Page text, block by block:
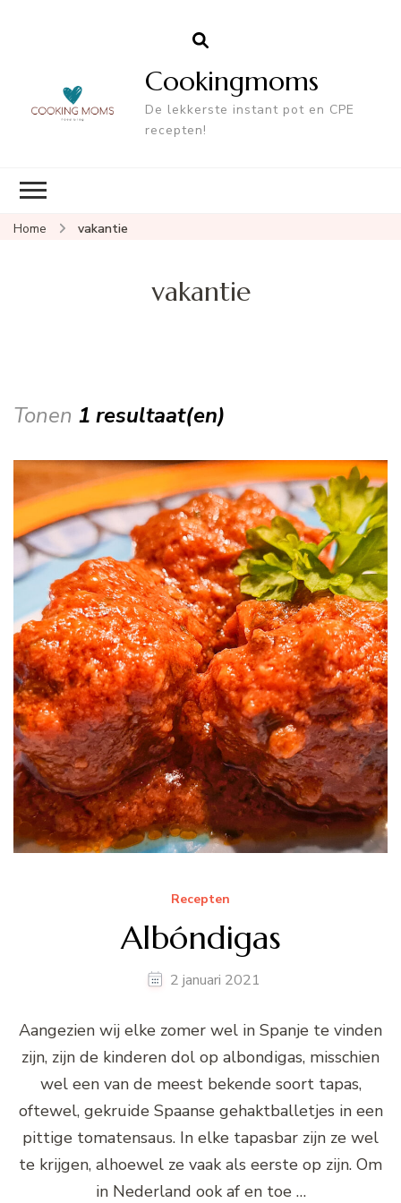
Cookingmoms
De lekkerste instant pot en CPE
recepten!
Home vakantie
vakantie
Tonen 1 resultaat(en)
Recepten
Albóndigas
2 januari 2021
Aangezien wij elke zomer wel in Spanje te vinden
zijn, zijn de kinderen dol op albondigas, misschien
wel een van de meest bekende soort tapas,
oftewel, gekruide Spaanse gehaktballetjes in een
pittige tomatensaus. In elke tapasbar zijn ze wel
te krijgen, alhoewel ze vaak als eerste op zijn. Om
in Nederland ook af en toe …